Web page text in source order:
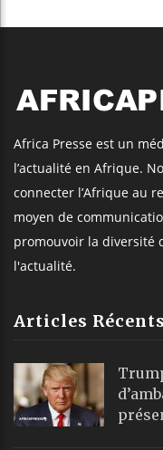
Africa Presse est un
l’actualité en Afrique.
connecter l’Afrique au
moyen de
promouvoir la diversité
l'actualité.
Articles Récents